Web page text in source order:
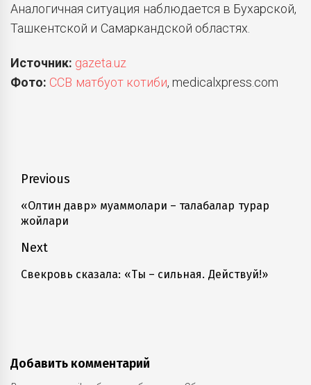
Аналогичная ситуация наблюдается в Бухарской,
Ташкентской и Самаркандской областях.
Источник: gazeta.uz
Фото: ССВ матбуот котиби, medicalxpress.com
Навигация
по
записям
Previous
Previous
post:
«Олтин давр» муаммолари – талабалар турар
жойлари
Next
Next
Свекровь сказала: «Ты – сильная. Действуй!»
Добавить комментарий